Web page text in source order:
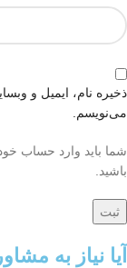
ذخیره نام، ایمیل و
می‌نویسم.
شما باید وارد حساب
باشید.
آیا نیاز به